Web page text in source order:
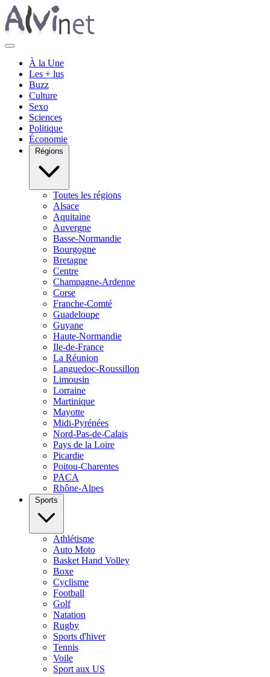
À la Une
Les + lus
Buzz
Culture
Sexo
Sciences
Politique
Économie
Régions
Toutes les régions
Alsace
Aquitaine
Auvergne
Basse-Normandie
Bourgogne
Bretagne
Centre
Champagne-Ardenne
Corse
Franche-Comté
Guadeloupe
Guyane
Haute-Normandie
Ile-de-France
La Réunion
Languedoc-Roussillon
Limousin
Lorraine
Martinique
Mayotte
Midi-Pyrénées
Nord-Pas-de-Calais
Pays de la Loire
Picardie
Poitou-Charentes
PACA
Rhône-Alpes
Sports
Athlétisme
Auto Moto
Basket Hand Volley
Boxe
Cyclisme
Football
Golf
Natation
Rugby
Sports d'hiver
Tennis
Voile
Sport aux US